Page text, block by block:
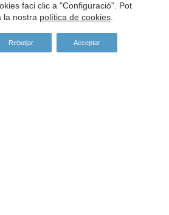
faci clic a "Configuració". Pot
la nostra política de cookies.
Rebutjar Acceptar